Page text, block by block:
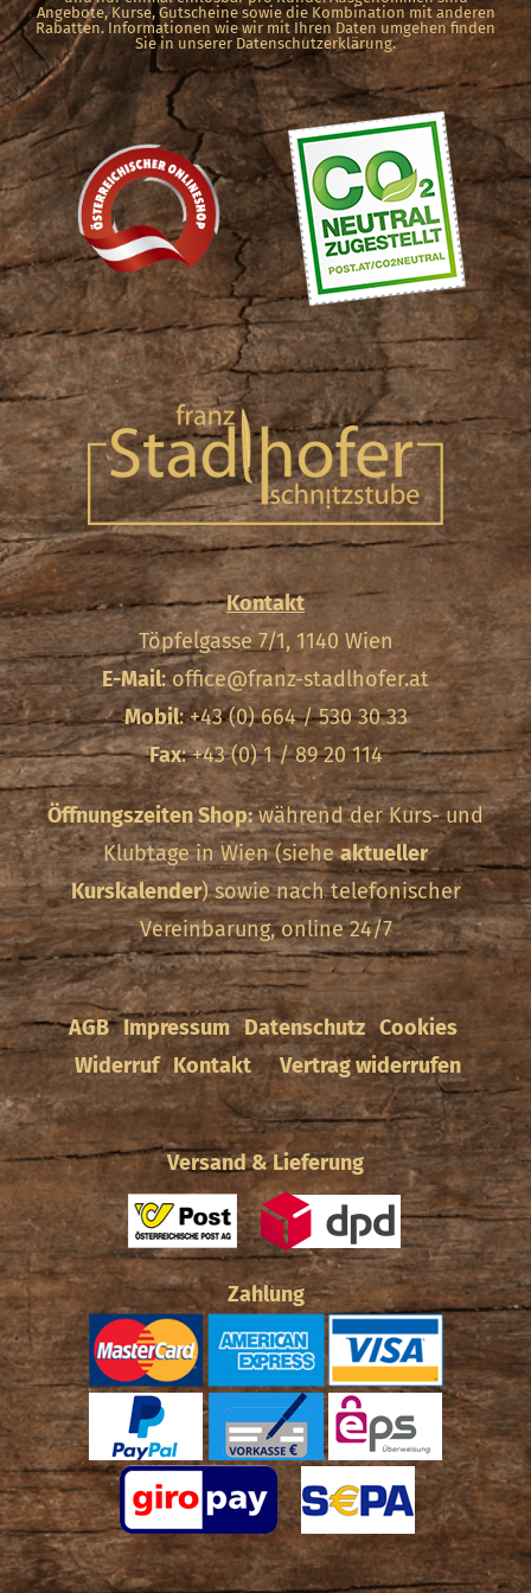
Angebote, Kurse, Gutscheine sowie die Kombination mit anderen
Rabatten. Informationen wie wir mit Ihren Daten umgehen finden
Sie in unserer Datenschutzerklärung.
Kontakt
Töpfelgasse 7/1, 1140 Wien
E-Mail:office@franz-stadlhofer.at
Mobil: +43 (0) 664 / 530 30 33
Fax: +43 (0) 1 / 89 20 114
Öffnungszeiten Shop:während der Kurs- und
Klubtage in Wien (sieheaktueller
Kurskalender) sowie nach telefonischer
Vereinbarung, online 24/7
AGB Impressum Datenschutz Cookies
Widerruf Kontakt Vertrag widerrufen
Versand & Lieferung
Zahlung